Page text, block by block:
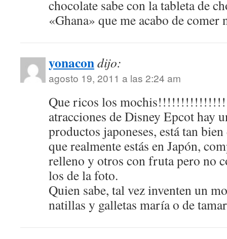
chocolate sabe con la tableta de
«Ghana» que me acabo de comer
yonacondijo:
agosto 19, 2011 a las 2:24 am
Que ricos los
atracciones de Disney Epcot hay
productos japoneses, está tan
que realmente estás en Japón,
relleno y otros con fruta pero no
los de la foto.
Quien sabe, tal vez inventen un
natillas y galletas maría o de